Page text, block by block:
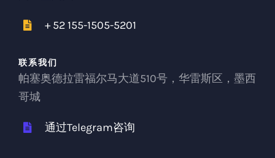
+ 52 155-1505-5201
联系我们
帕塞奥德拉雷福尔马大道510号，华雷斯区，墨西
哥城
通过Telegram咨询